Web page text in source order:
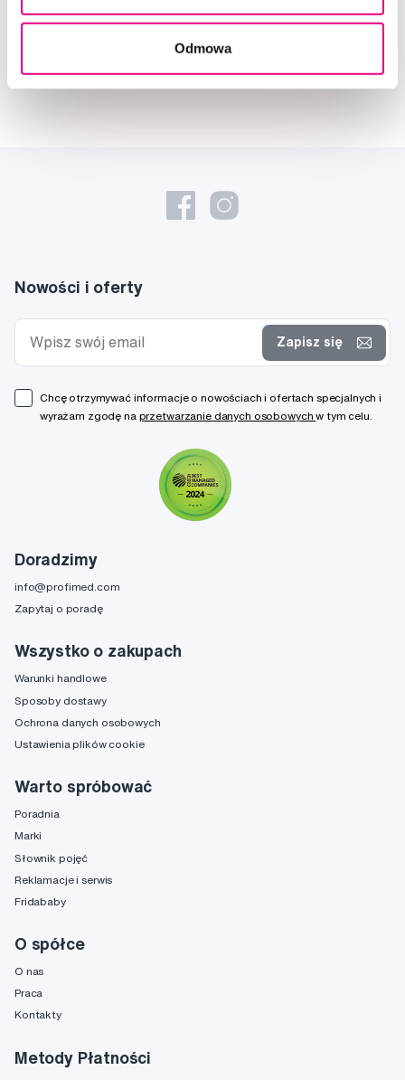
Odmowa
Napisz do naszych ekspertów
Doradzimy
info@profimed.com
Zapytaj o poradę
Wszystko o zakupach
Warunki handlowe
Sposoby dostawy
Ochrona danych osobowych
Ustawienia plików cookie
Warto spróbować
Poradnia
Marki
Słownik pojęć
Reklamacje i serwis
Fridababy
O spółce
O nas
Praca
Kontakty
Metody Płatności
Nowości i oferty
Zapisz się
Chcę otrzymywać informacje o nowościach i ofertach specjalnych i
wyrażam zgodę na przetwarzanie danych osobowychw tym celu.